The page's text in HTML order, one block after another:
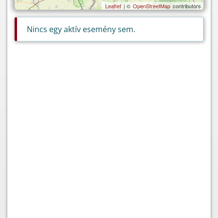
Leaflet | © OpenStreetMap contributors
Nincs egy aktív esemény sem.